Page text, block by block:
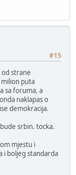
#15
strane
milion puta
sa foruma, a
naklapas o
demokracija.
srbin. tocka.
mjestu i
i boljeg standarda